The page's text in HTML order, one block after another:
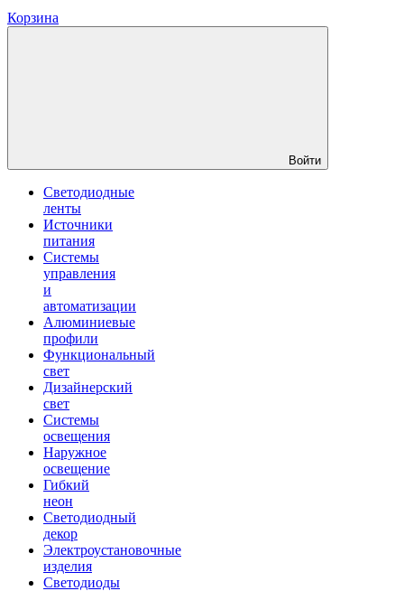
Корзина
Войти
Светодиодные
ленты
Источники
питания
Системы
управления
и
автоматизации
Алюминиевые
профили
Функциональный
свет
Дизайнерский
свет
Системы
освещения
Наружное
освещение
Гибкий
неон
Светодиодный
декор
Электроустановочные
изделия
Светодиоды